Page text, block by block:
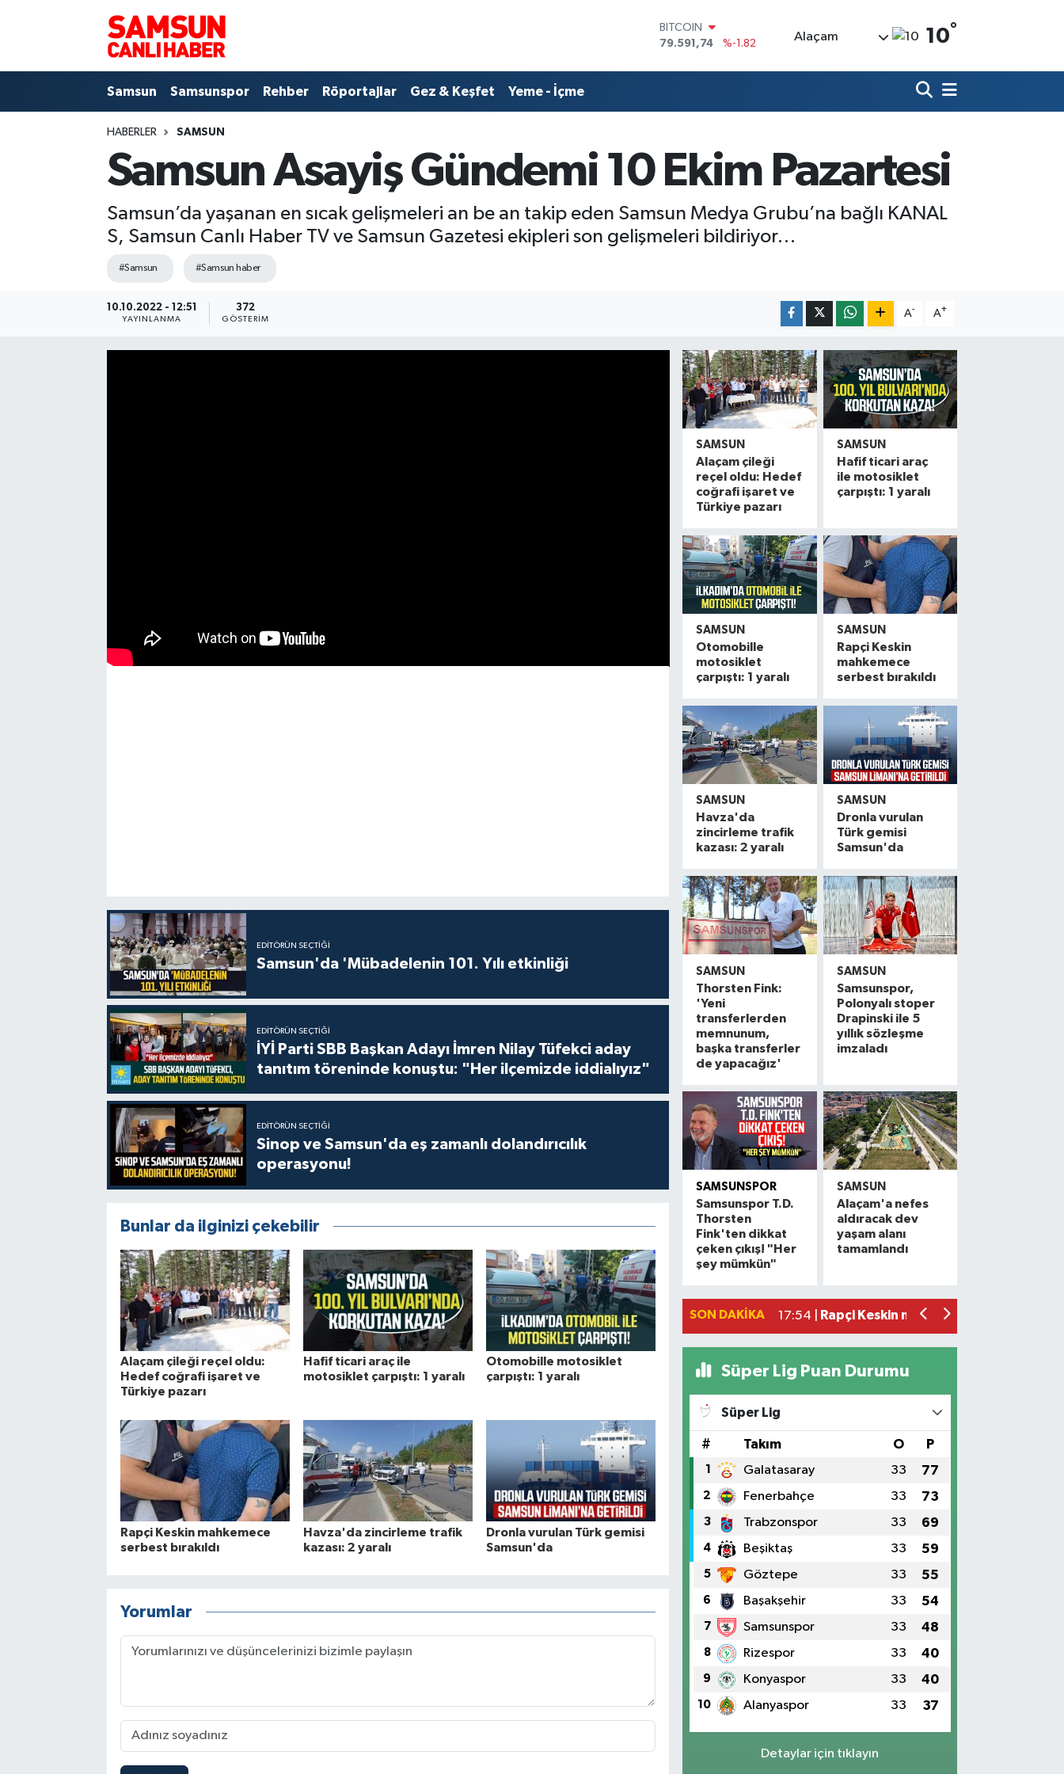
79.591,74
DOLAR
EURO
6862,09000
BİST100
14.598,00
%0
Alaçam 10°
Samsun Samsunspor Rehber Röportajlar Gez & Keşfet Yeme - İçme
HABERLER SAMSUN
Samsun Asayiş Gündemi 10 Ekim Pazartesi
Samsun’da yaşanan en sıcak gelişmeleri an be an takip eden Samsun Medya Grubu’na bağlı KANAL
S, Samsun Canlı Haber TV ve Samsun Gazetesi ekipleri son gelişmeleri bildiriyor…
#Samsun #Samsun haber
10.10.2022 - 12:51
YAYINLANMA
372
GÖSTERIM
A- A+
EDITÖRÜN SEÇTIĞI
Samsun'da 'Mübadelenin 101. Yılı etkinliği
EDITÖRÜN SEÇTIĞI
İYİ Parti SBB Başkan Adayı İmren Nilay Tüfekci aday
tanıtım töreninde konuştu: "Her ilçemizde iddialıyız"
EDITÖRÜN SEÇTIĞI
Sinop ve Samsun'da eş zamanlı dolandırıcılık
operasyonu!
Bunlar da ilginizi çekebilir
Alaçam çileği reçel oldu:
Hedef coğrafi işaret ve
Türkiye pazarı
Hafif ticari araç ile
motosiklet çarpıştı: 1 yaralı
Otomobille motosiklet
çarpıştı: 1 yaralı
Rapçi Keskin mahkemece
serbest bırakıldı
Havza'da zincirleme trafik
kazası: 2 yaralı
Dronla vurulan Türk gemisi
Samsun'da
Yorumlar
SAMSUN
Alaçam çileği
reçel oldu: Hedef
coğrafi işaret ve
Türkiye pazarı
SAMSUN
Hafif ticari araç
ile motosiklet
çarpıştı: 1 yaralı
SAMSUN
Otomobille
motosiklet
çarpıştı: 1 yaralı
SAMSUN
Rapçi Keskin
mahkemece
serbest bırakıldı
SAMSUN
Havza'da
zincirleme trafik
kazası: 2 yaralı
SAMSUN
Dronla vurulan
Türk gemisi
Samsun'da
SAMSUN
Thorsten Fink:
'Yeni
transferlerden
memnunum,
başka transferler
de yapacağız'
SAMSUN
Samsunspor,
Polonyalı stoper
Drapinski ile 5
yıllık sözleşme
imzaladı
SAMSUNSPOR
Samsunspor T.D.
Thorsten
Fink'ten dikkat
çeken çıkış! "Her
şey mümkün"
SAMSUN
Alaçam'a nefes
aldıracak dev
yaşam alanı
tamamlandı
SON DAKIKA
20:16 |
Alaçam çileği reçel oldu: Hedef
19:06 |
Hafif ticari araç ile motosiklet çarpıştı:
17:36 |
Havza'da zincirleme trafik kazası: 2
Süper Lig Puan Durumu
Süper Lig
# Takım O P
1 Galatasaray 33 77
2 Fenerbahçe 33 73
3 Trabzonspor 33 69
4 Beşiktaş 33 59
5 Göztepe 33 55
6 Başakşehir 33 54
7 Samsunspor 33 48
8 Rizespor 33 40
9 Konyaspor 33 40
10 Alanyaspor 33 37
Detaylar için tıklayın
Samsunspor
Samsun Nöbetçi Eczaneler
Samsun Hava Durumu
Samsun Trafik Yoğunluk Haritası
Süper Lig Puan Durumu ve Fikstür
Tüm Manşetler
Son Dakika Haberleri